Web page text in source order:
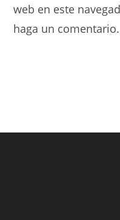
web en este
haga un comentario.